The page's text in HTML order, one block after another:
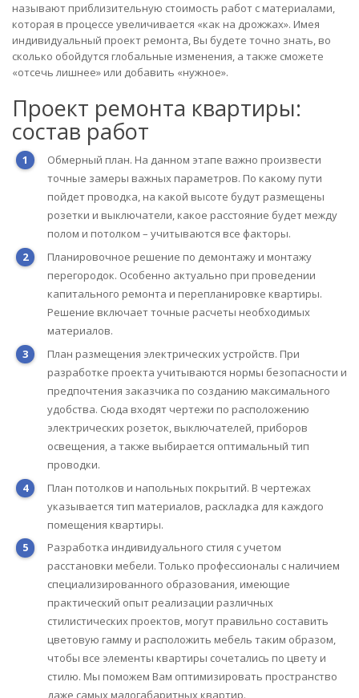
называют приблизительную стоимость работ с материалами,
которая в процессе увеличивается «как на дрожжах». Имея
индивидуальный проект ремонта, Вы будете точно знать, во
сколько обойдутся глобальные изменения, а также сможете
«отсечь лишнее» или добавить «нужное».
Проект ремонта квартиры:
состав работ
Обмерный план. На данном этапе важно произвести
точные замеры важных параметров. По какому пути
пойдет проводка, на какой высоте будут размещены
розетки и выключатели, какое расстояние будет между
полом и потолком – учитываются все факторы.
Планировочное решение по демонтажу и монтажу
перегородок. Особенно актуально при проведении
капитального ремонта и перепланировке квартиры.
Решение включает точные расчеты необходимых
материалов.
План размещения электрических устройств. При
разработке проекта учитываются нормы безопасности и
предпочтения заказчика по созданию максимального
удобства. Сюда входят чертежи по расположению
электрических розеток, выключателей, приборов
освещения, а также выбирается оптимальный тип
проводки.
План потолков и напольных покрытий. В чертежах
указывается тип материалов, раскладка для каждого
помещения квартиры.
Разработка индивидуального стиля с учетом
расстановки мебели. Только профессионалы с наличием
специализированного образования, имеющие
практический опыт реализации различных
стилистических проектов, могут правильно составить
цветовую гамму и расположить мебель таким образом,
чтобы все элементы квартиры сочетались по цвету и
стилю. Мы поможем Вам оптимизировать пространство
даже самых малогабаритных квартир.